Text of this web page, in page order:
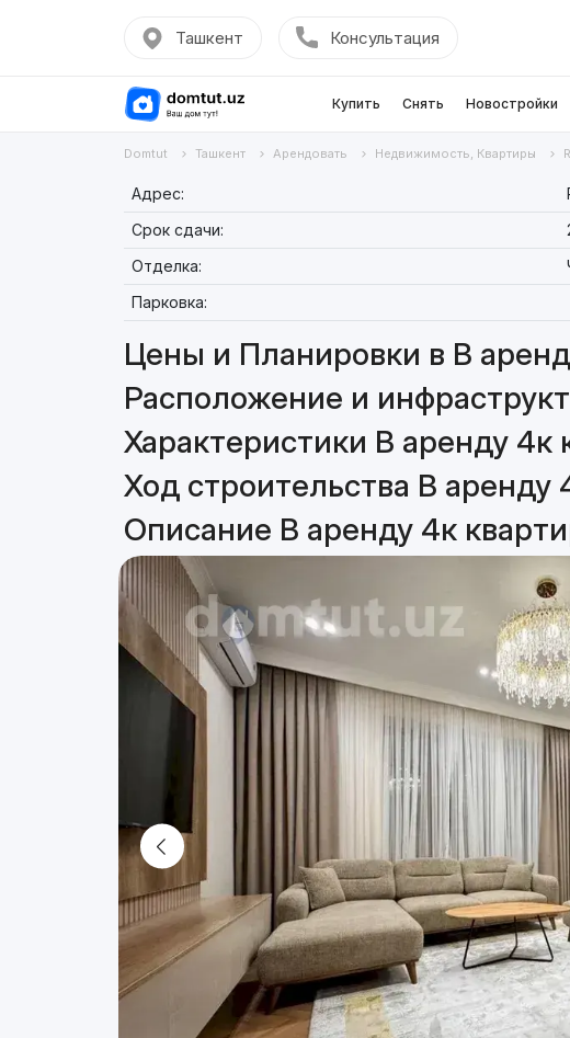
Ташкент Консультация
Купить Снять Новостройки
Domtut Ташкент Арендовать Недвижимость, Квартиры
Адрес:
Срок сдачи:
Отделка:
Парковка:
Цены и Планировки в В
Расположение и
Характеристики В аренду 4к
Ход строительства В аренду
Описание В аренду 4к